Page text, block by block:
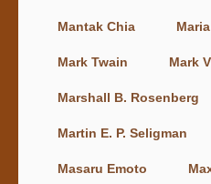
Mantak Chia
Mark Twain Mark
Marshall B. Rosenberg
Martin E. P. Seligman
Masaru Emoto